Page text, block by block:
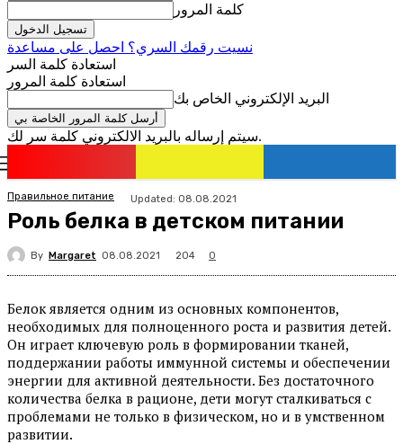
كلمة المرور
نسيت رقمك السري؟ احصل على مساعدة
استعادة كلمة السر
استعادة كلمة المرور
البريد الإلكتروني الخاص بك
سيتم إرساله بالبريد الالكتروني كلمة سر لك.
Правильное питание Updated: 08.08.2021
Роль белка в детском питании
By Margaret 08.08.2021 204 0
Белок является одним из основных компонентов,
необходимых для полноценного роста и развития детей.
Он играет ключевую роль в формировании тканей,
поддержании работы иммунной системы и обеспечении
энергии для активной деятельности. Без достаточного
количества белка в рационе, дети могут сталкиваться с
проблемами не только в физическом, но и в умственном
развитии.